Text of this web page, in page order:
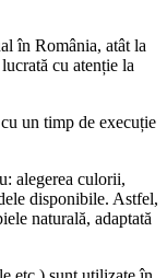
în România, atât la
cu atenție la
un timp de execuție
alegerea culorii,
disponibile. Astfel,
naturală, adaptată